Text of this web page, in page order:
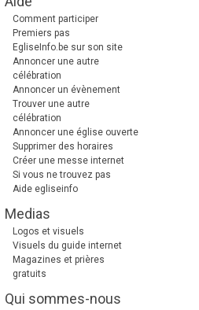
Comment participer
Premiers pas
EgliseInfo.be sur son site
Annoncer une autre
célébration
Annoncer un évènement
Trouver une autre
célébration
Annoncer une église ouverte
Supprimer des horaires
Créer une messe internet
Si vous ne trouvez pas
Aide egliseinfo
Medias
Logos et visuels
Visuels du guide internet
Magazines et prières
gratuits
Qui sommes-nous